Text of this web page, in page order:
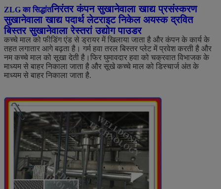
ZLG का सिद्धांतनिरंतर कंपन सुखानेवाला खाद्य प्रसंस्करण
सुखानेवाला खाद्य पदार्थ लेटराइट निकेल अयस्क द्रवित
बिस्तर सुखानेवाला रेस्तरां उद्योग पाउडर
कच्चे माल को फीडिंग एंड से ड्रायर में खिलाया जाता है और कंपन के कार्य के
तहत लगातार आगे बढ़ता है। गर्म हवा तरल बिस्तर प्लेट में प्रवेश करती है और
नम कच्चे माल को सूखा देती है।फिर घुमावदार हवा को चक्रवात विभाजक के
माध्यम से बाहर निकाला जाता है और सूखे कच्चे माल को डिस्चार्ज अंत के
माध्यम से बाहर निकाला जाता है.